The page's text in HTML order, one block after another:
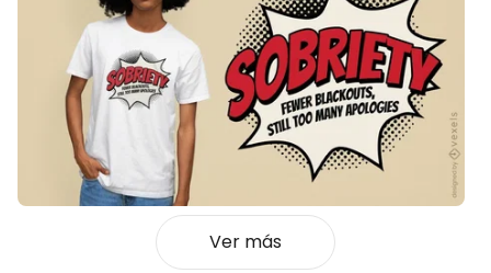
Ver más